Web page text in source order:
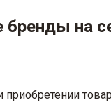
бренды на